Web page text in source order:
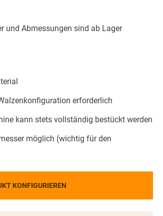
und Abmessungen sind ab Lager
erforderlich
kann stets vollständig bestückt werden
möglich (wichtig für den
KONFIGURIEREN